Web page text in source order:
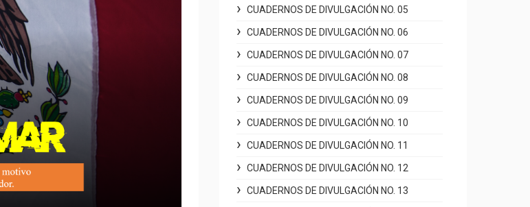
CUADERNOS DE DIVULGACIÓN NO. 05
CUADERNOS DE DIVULGACIÓN NO. 06
CUADERNOS DE DIVULGACIÓN NO. 07
CUADERNOS DE DIVULGACIÓN NO. 08
CUADERNOS DE DIVULGACIÓN NO. 09
CUADERNOS DE DIVULGACIÓN NO. 10
CUADERNOS DE DIVULGACIÓN NO. 11
CUADERNOS DE DIVULGACIÓN NO. 12
CUADERNOS DE DIVULGACIÓN NO. 13